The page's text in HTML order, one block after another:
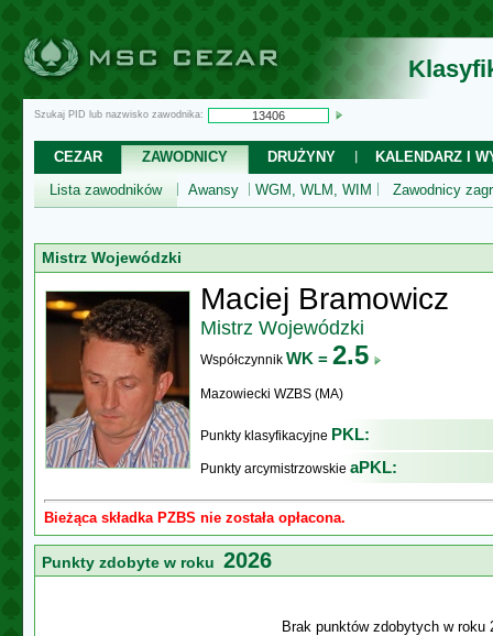
Szukaj PID lub nazwisko zawodnika:
CEZAR ZAWODNICY DRUŻYNY
KALENDARZ I
Lista zawodników
Awansy WGM, WLM, WIM Zawodnicy
Mistrz Wojewódzki
Maciej Bramowicz
Mistrz Wojewódzki
Współczynnik WK = 2.5
Mazowiecki WZBS (MA)
Punkty klasyfikacyjne PKL:
Punkty arcymistrzowskie aPKL:
Bieżąca składka PZBS nie została opłacona.
Punkty zdobyte w roku 2026
Brak punktów zdobytych w roku